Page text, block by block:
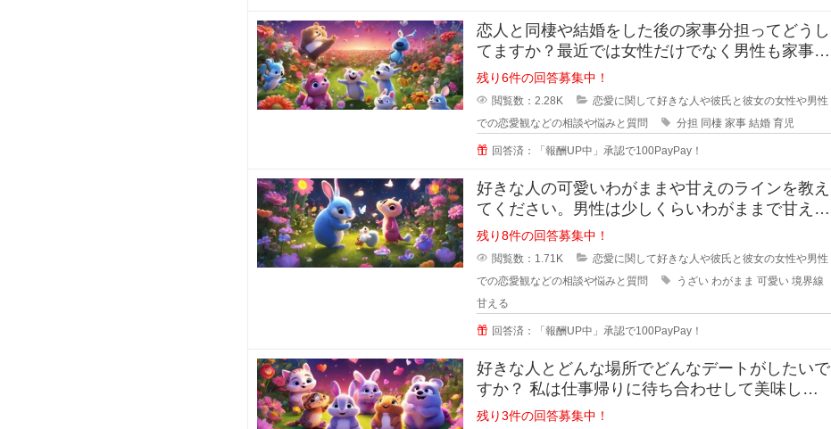
恋人と同棲や結婚をした後の家事分担ってどうし
てますか？最近では女性だけでなく男性も家事を
やろうみたいな風潮がある時代です
残り6件の回答募集中！
閲覧数：2.28K
恋愛に関して好きな人や彼氏と彼女の女性や男性
での恋愛観などの相談や悩みと質問
分担 同棲 家事 結婚 育児
回答済：「報酬UP中」承認で100PayPay！
好きな人の可愛いわがままや甘えのラインを教え
てください。男性は少しくらいわがままで甘えて
くれる女性が好きと言いますが、あ
残り8件の回答募集中！
閲覧数：1.71K
恋愛に関して好きな人や彼氏と彼女の女性や男性
での恋愛観などの相談や悩みと質問
うざい わがまま 可愛い 境界線
甘える
回答済：「報酬UP中」承認で100PayPay！
好きな人とどんな場所でどんなデートがしたいで
すか？ 私は仕事帰りに待ち合わせして美味しい
ものを一緒に食べながら時間を過ご
残り3件の回答募集中！